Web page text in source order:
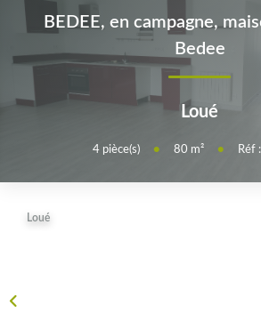
ESTIMATION
BEDEE, en campagne,
Bedee
Loué
4 pièce(s) • 80 m² • Réf
Loué